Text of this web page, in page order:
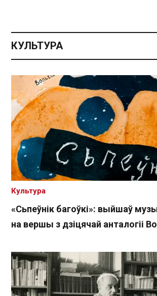
КУЛЬТУРА
«Сьпеўнік багоўкі»: выйшаў
на вершы з дзіцячай анталогіі
Культура